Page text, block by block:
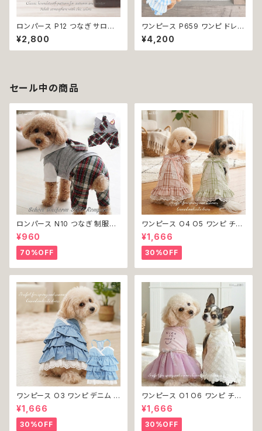
ロンパース P12 つなぎ サロペ
ット オールインワン ボトムス チ
ェック 千鳥格子 シック ハンドメ
イド おしゃれ カッコいい ドッグ
換不可
¥2,800
ワンピース P659 ワンピ ドレス
スカート ハンドメイド りぼん カ
ジュアル おしゃれ かわいい 爽
やか 春 夏 小型犬 ドッグウェア
¥4,200
セール中の商品
ロンパース N10 つなぎ 制服風
チェック柄 グレー 灰色 コスチュ
ーム コスプレ ドッグウェア dog
犬 猫 ペット 服 犬服 洋服 オシ
ャレ かわいい 小型犬 返品交換
不可
¥960
70%OFF
ワンピース O4 O5 ワンピ チェ
ック プリーツ レース 女の子 犬
犬服 小型 猫 服 洋服 ペット do
g ドッグウェア おしゃれ かわい
い 返品交換不可
¥1,666
30%OFF
ワンピース O3 ワンピ デニム プ
リーツ レース 女の子 犬 犬服
小型 猫 服 洋服 ペット dog ド
ッグウェア おしゃれ かわいい 返
¥1,666
30%OFF
ワンピース O1 O6 ワンピ チュ
ール レース 花 フラワー 女の子
犬 犬服 小型 猫 服 洋服 ペット
dog ドッグウェア おしゃれ かわ
¥1,666
30%OFF